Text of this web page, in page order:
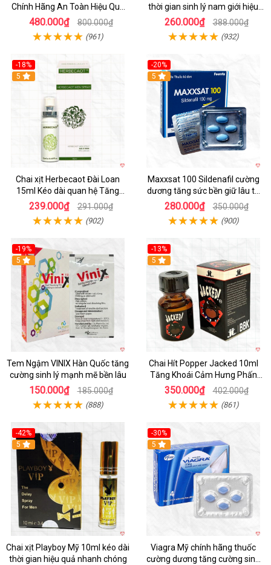
Chính Hãng An Toàn Hiệu Quả
Nam Giới
480.000₫ 800.000₫
(961)
thời gian sinh lý nam giới hiệu
quả
260.000₫ 388.000₫
(932)
-18%
5
Chai xịt Herbecaot Đài Loan
15ml Kéo dài quan hệ Tăng
hưng phấn nhanh
239.000₫ 291.000₫
(902)
-20%
5
Maxxsat 100 Sildenafil cường
dương tăng sức bền giữ lâu tự
tin phái mạnh
280.000₫ 350.000₫
(900)
-19%
5
Tem Ngậm VINIX Hàn Quốc tăng
cường sinh lý mạnh mẽ bền lâu
150.000₫ 185.000₫
(888)
-13%
5
Chai Hít Popper Jacked 10ml
Tăng Khoái Cảm Hưng Phấn
Mạnh
350.000₫ 402.000₫
(861)
-42%
5
Chai xịt Playboy Mỹ 10ml kéo dài
thời gian hiệu quả nhanh chóng
-30%
5
Viagra Mỹ chính hãng thuốc
cường dương tăng cường sinh